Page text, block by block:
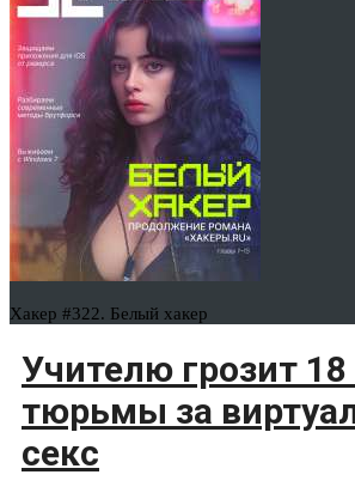
Хакер #322. Белый хакер
Учителю грозит 18
тюрьмы за
секс